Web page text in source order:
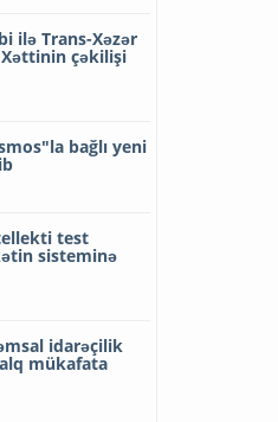
ilə Trans-Xəzər
çəkilişi
bağlı yeni
test
sisteminə
idarəçilik
mükafata